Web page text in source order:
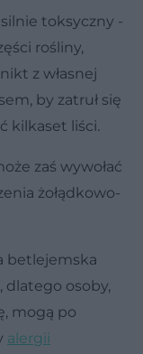
toksyczny -
rośliny,
z własnej
by zatruł się
kilkaset liści.
zaś wywołać
żołądkowo-
betlejemska
dlatego osoby,
mogą po
alergii